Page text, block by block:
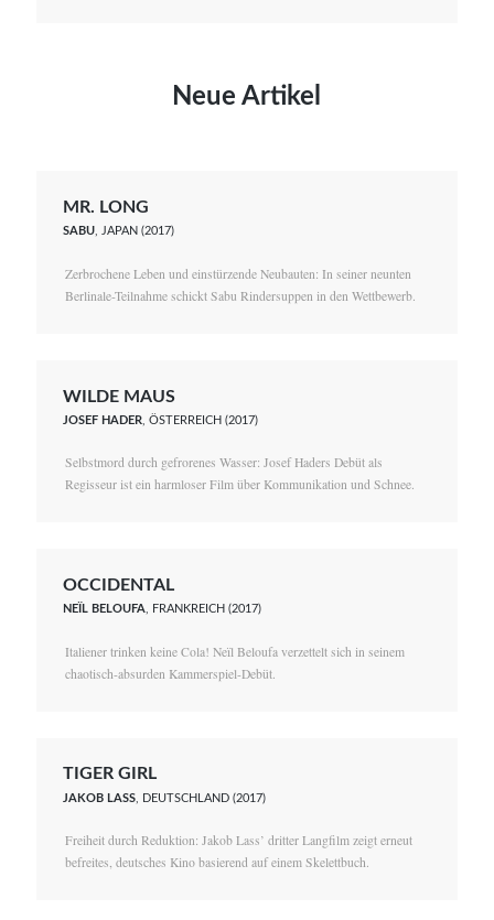
Neue Artikel
MR. LONG
SABU, JAPAN (2017)
Zerbrochene Leben und einstürzende Neubauten: In seiner neunten
Berlinale-Teilnahme schickt Sabu Rindersuppen in den Wettbewerb.
WILDE MAUS
JOSEF HADER , ÖSTERREICH (2017)
Selbstmord durch gefrorenes Wasser: Josef Haders Debüt als
Regisseur ist ein harmloser Film über Kommunikation und Schnee.
OCCIDENTAL
NEÏL BELOUFA , FRANKREICH (2017)
Italiener trinken keine Cola! Neïl Beloufa verzettelt sich in seinem
chaotisch-absurden Kammerspiel-Debüt.
TIGER GIRL
JAKOB LASS , DEUTSCHLAND (2017)
Freiheit durch Reduktion: Jakob Lass’ dritter Langfilm zeigt erneut
befreites, deutsches Kino basierend auf einem Skelettbuch.